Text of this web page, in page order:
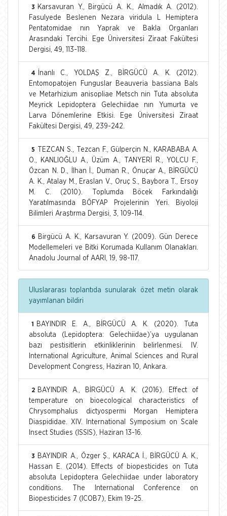
3
Karsavuran Y., Birgücü A. K., Almadık A. (2012).
Fasulyede Beslenen Nezara viridula L Hemiptera
Pentatomidae nın Yaprak ve Bakla Organları
Arasındaki Tercihi. Ege Üniversitesi Ziraat Fakültesi
Dergisi, 49, 113-118.
4
İnanlı C., YOLDAŞ Z., BİRGÜCÜ A. K. (2012).
Entomopatojen Funguslar Beauveria bassiana Bals
ve Metarhizium anisopliae Metsch nin Tuta absoluta
Meyrick Lepidoptera Gelechiidae nın Yumurta ve
Larva Dönemlerine Etkisi. Ege Üniversitesi Ziraat
Fakültesi Dergisi, 49, 239-242.
5
TEZCAN S., Tezcan F., Gülperçin N., KARABABA A.
O., KANLIOĞLU A., Üzüm A., TANYERİ R., YOLCU F.,
Özcan N. D., İlhan İ., Duman R., Önuçar A., BİRGÜCÜ
A. K., Atalay M., Eraslan V., Oruç S., Baybora T., Ersoy
M. C. (2010). Toplumda Böcek Farkındalığı
Yaratılmasında BÖFYAP Projelerinin Yeri. Biyoloji
Bilimleri Araştırma Dergisi, 3, 109-114.
6
Birgücü A. K., Karsavuran Y. (2009). Gün Derece
Modellemeleri ve Bitki Korumada Kullanım Olanakları.
Anadolu Journal of AARI, 19, 98-117.
Uluslararası toplantıda sunularak özet metin olarak
yayımlanan bildiri
1
BAYINDIR E. A., BİRGÜCÜ A. K. (2020). Tuta
absoluta (Lepidoptera: Gelechiidae)’ya uygulanan
bazı pestisitlerin etkinliklerinin belirlenmesi. IV.
International Agriculture, Animal Sciences and Rural
Development Congress, Haziran 10, Ankara.
2 BAYINDIR A., BİRGÜCÜ A. K. (2016). Effect of
temperature on bioecological characteristics of
Chrysomphalus dictyospermi Morgan Hemiptera
Diaspididae. XIV. International Symposium on Scale
Insect Studies (ISSIS), Haziran 13-16.
3
BAYINDIR A., Özger Ş., KARACA İ., BİRGÜCÜ A. K.,
Hassan E. (2014). Effects of biopesticides on Tuta
absoluta Lepidoptera Gelechiidae under laboratory
conditions. The International Conference on
Biopesticides 7 (ICOB7), Ekim 19-25.